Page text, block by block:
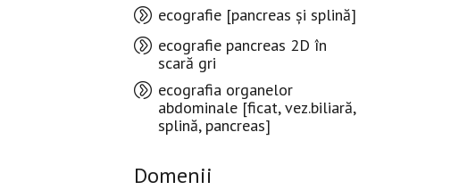
ecografie [pancreas și splină]
ecografie pancreas 2D în
scară gri
ecografia organelor
abdominale [ficat, vez.biliară,
splină, pancreas]
Domenii